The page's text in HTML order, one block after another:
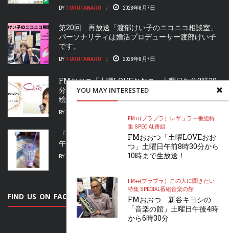
YOU MAY INTERESTED
FM++(プラプラ） レギュラー番組特
集 SPECIAL番組
FMおおつ「土曜LOVEおお
つ」土曜日午前8時30分から
10時まで生放送！
FM++(プラプラ） この人に聞きたい
特集 SPECIAL番組音楽の館
FMおおつ 新谷キヨシの
「音楽の館」土曜日午後4時
から6時30分
BY FURUTANARU 2026年8月7日
第20回 再放送「渡部けい子のニコニコ相談室」
パーソナリティは婚活プロデューサー渡部けい子
です。
BY FURUTANARU 2026年8月7日
FMおおつ「土曜LOVEおおつ」土曜日午前8時30
分から10時まで生放送！パーソナリティの杉山千
絵さんがお届け！
BY
『こんばんは おおつ～FRIDAY PARTY～』金曜日
午後６時から2時間の生放送！
BY 2026年8月6日
FIND US ON FACEBOOK